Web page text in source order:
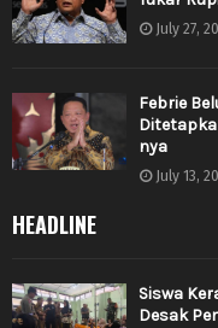
July 27,
Febrie
nya
July 13,
HEADLINE
Siswa
Desak